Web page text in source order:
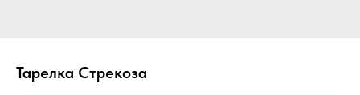
Тарелка Стрекоза